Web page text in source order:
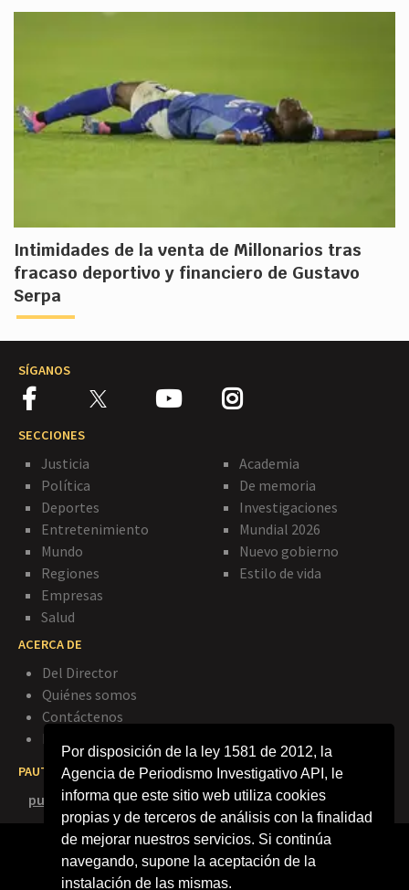
Por disposición de la ley 1581 de 2012, la
Agencia de Periodismo Investigativo API, le
informa que este sitio web utiliza cookies
propias y de terceros de análisis con la finalidad
de mejorar nuestros servicios. Si continúa
navegando, supone la aceptación de la
instalación de las mismas.
Intimidades de la venta de Millonarios tras
fracaso deportivo y financiero de Gustavo
Serpa
SÍGANOS
SECCIONES
Justicia
Política
Deportes
Entretenimiento
Mundo
Regiones
Empresas
Salud
Academia
De memoria
Investigaciones
Mundial 2026
Nuevo gobierno
Estilo de vida
ACERCA DE
Del Director
Quiénes somos
Contáctenos
Política de privacidad
PAUTE CON NOSOTROS
publicidad@agenciapi.co